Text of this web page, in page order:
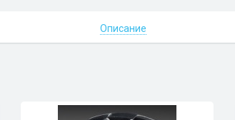
Описание